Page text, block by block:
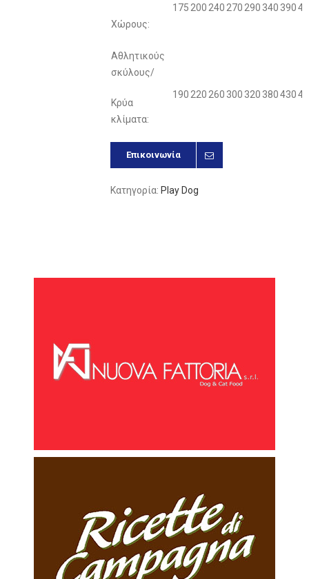
Χώρους:
175 200 240 270 290 340 390
Αθλητικούς
σκύλους/
Κρύα
κλίματα:
190 220 260 300 320 380430
Επικοινωνία
Κατηγορία: Play Dog